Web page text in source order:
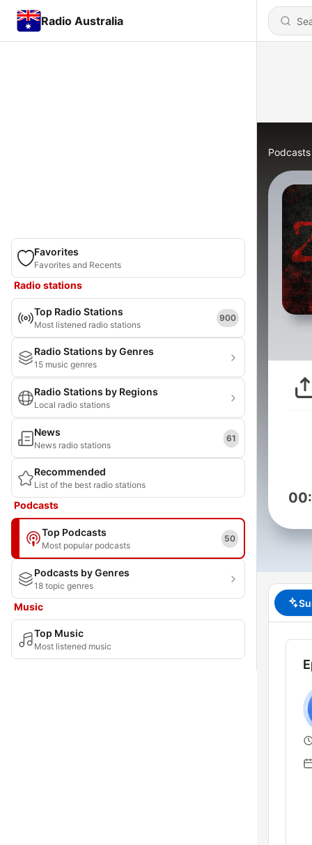
Radio Australia
Favorites
Favorites and Recents
Radio stations
Top Radio Stations
Most listened radio stations
900
Radio Stations by Genres
15 music genres
Radio Stations by Regions
Local radio stations
News
News radio stations
61
Recommended
List of the best radio stations
Podcasts
Top Podcasts
Most popular podcasts
50
Podcasts by Genres
18 topic genres
Music
Top Music
Most listened music
Podcasts